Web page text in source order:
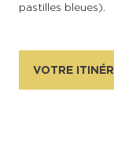
pastilles bleues).
VOTRE